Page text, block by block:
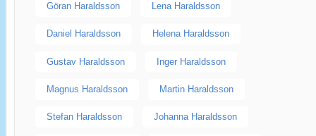
Göran Haraldsson Lena Haraldsson
Daniel Haraldsson Helena Haraldsson
Gustav Haraldsson Inger Haraldsson
Magnus Haraldsson Martin Haraldsson
Stefan Haraldsson Johanna Haraldsson